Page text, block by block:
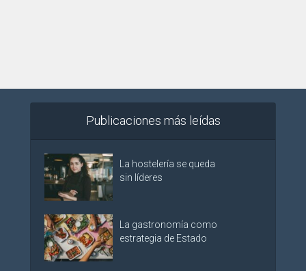
Publicaciones más leídas
La hostelería se queda
sin líderes
La gastronomía como
estrategia de Estado